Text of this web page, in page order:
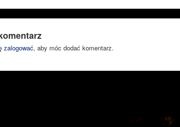
zalogować, aby móc dodać komentarz.